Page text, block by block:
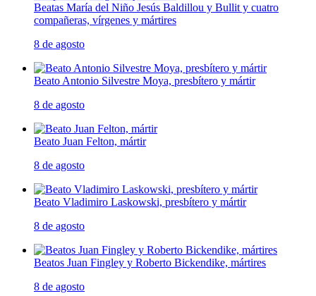
Beatas María del Niño Jesús Baldillou y Bullit y cuatro
compañeras, vírgenes y mártires
8 de agosto
Beato Antonio Silvestre Moya, presbítero y mártir
8 de agosto
Beato Juan Felton, mártir
8 de agosto
Beato Vladimiro Laskowski, presbítero y mártir
8 de agosto
Beatos Juan Fingley y Roberto Bickendike, mártires
8 de agosto